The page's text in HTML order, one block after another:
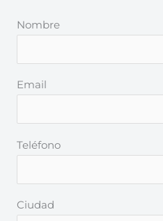
Nombre
Email
Teléfono
Ciudad